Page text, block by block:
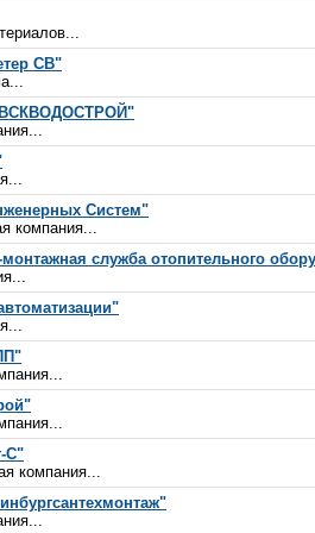
СВ"
Систем"
компания...
служба отопительного
С"
компания...